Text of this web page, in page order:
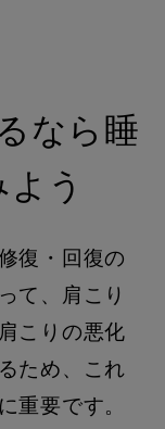
なら睡
う
復・回復の
て、肩こり
こりの悪化
ため、これ
重要です。